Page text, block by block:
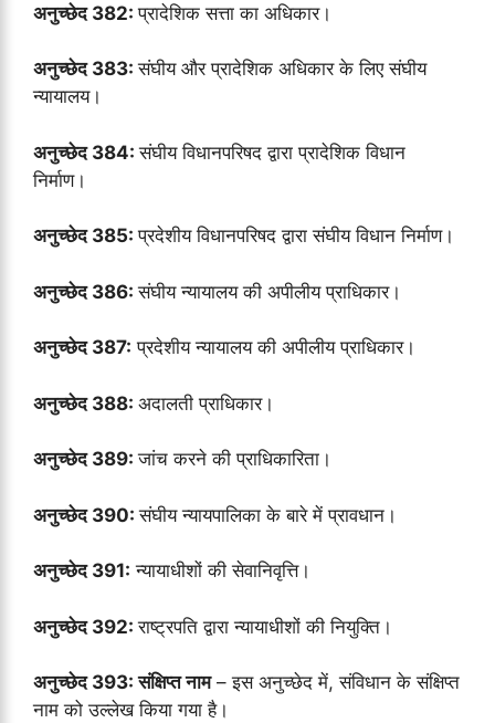
अनुच्छेद 382:प्रादेशिक सत्ता का अधिकार।
अनुच्छेद 383:संघीय और प्रादेशिक अधिकार के लिए संघीय
न्यायालय।
अनुच्छेद 384:संघीय विधानपरिषद द्वारा प्रादेशिक विधान
निर्माण।
अनुच्छेद 385:प्रदेशीय विधानपरिषद द्वारा संघीय विधान निर्माण।
अनुच्छेद 386:संघीय न्यायालय की अपीलीय प्राधिकार।
अनुच्छेद 387: प्रदेशीय न्यायालय की अपीलीय प्राधिकार।
अनुच्छेद 388: अदालती प्राधिकार।
अनुच्छेद 389:जांच करने की प्राधिकारिता।
अनुच्छेद 390:संघीय न्यायपालिका के बारे में प्रावधान।
अनुच्छेद 391: न्यायाधीशों की सेवानिवृत्ति।
अनुच्छेद 392:राष्ट्रपति द्वारा न्यायाधीशों की नियुक्ति।
अनुच्छेद 393: संक्षिप्त नाम– इस अनुच्छेद में, संविधान के संक्षिप्त
नाम को उल्लेख किया गया है।